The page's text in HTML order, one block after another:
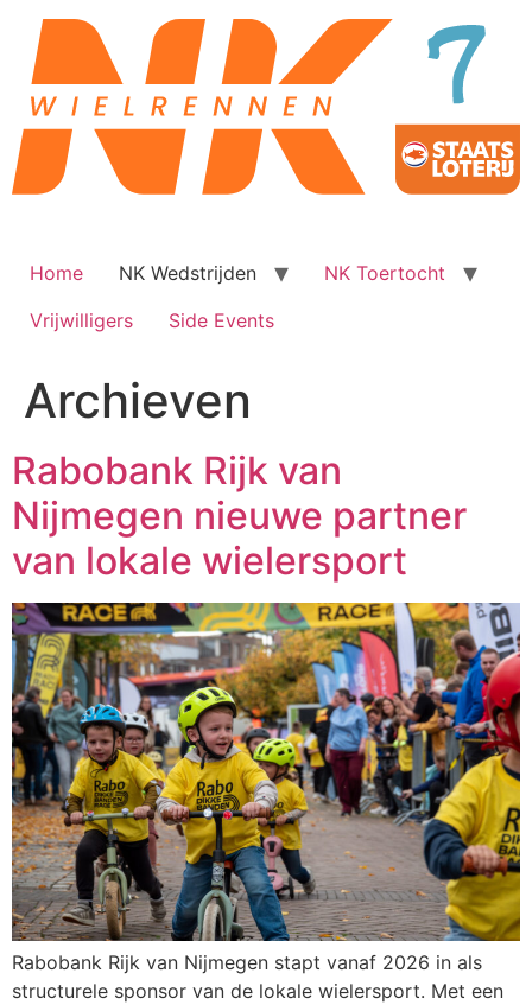
naar
inhoud
Home NK Wedstrijden
NK Toertocht
Vrijwilligers
Side Events
Archieven
Rabobank Rijk van
Nijmegen nieuwe partner
van lokale wielersport
Rabobank Rijk van Nijmegen stapt vanaf 2026 in als
structurele sponsor van de lokale wielersport. Met een